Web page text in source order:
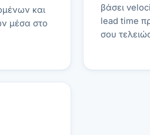
και
μέσα στο
βάσει
lead time
σου